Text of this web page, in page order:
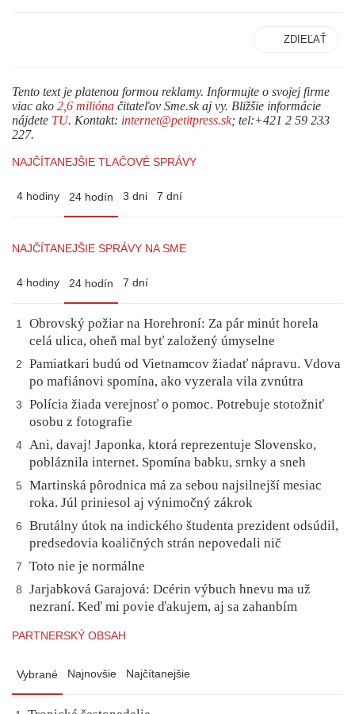
ZDIEĽAŤ
Tento text je platenou formou reklamy. Informujte o svojej firme
viac ako 2,6 milióna čitateľov Sme.sk aj vy. Bližšie informácie
nájdete TU. Kontakt: internet@petitpress.sk; tel:+421 2 59 233
227.
NAJČÍTANEJŠIE TLAČOVÉ SPRÁVY
4 hodiny 24 hodín 3 dni 7 dní
NAJČÍTANEJŠIE SPRÁVY NA SME
4 hodiny 24 hodín 7 dní
1
Obrovský požiar na Horehroní: Za pár minút horela
celá ulica, oheň mal byť založený úmyselne
2
Pamiatkari budú od Vietnamcov žiadať nápravu. Vdova
po mafiánovi spomína, ako vyzerala vila zvnútra
3
Polícia žiada verejnosť o pomoc. Potrebuje stotožniť
osobu z fotografie
4 Ani, davaj! Japonka, ktorá reprezentuje Slovensko,
pobláznila internet. Spomína babku, srnky a sneh
5
Martinská pôrodnica má za sebou najsilnejší mesiac
roka. Júl priniesol aj výnimočný zákrok
6
Brutálny útok na indického študenta prezident odsúdil,
predsedovia koaličných strán nepovedali nič
7 Toto nie je normálne
8
Jarjabková Garajová: Dcérin výbuch hnevu ma už
nezraní. Keď mi povie ďakujem, aj sa zahanbím
PARTNERSKÝ OBSAH
Vybrané Najnovšie Najčítanejšie